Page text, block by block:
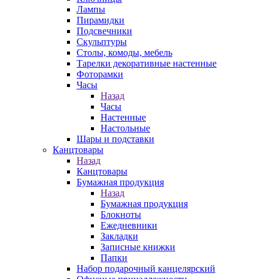
Лампы
Пирамидки
Подсвечники
Скульптуры
Столы, комоды, мебель
Тарелки декоративные настенные
Фоторамки
Часы
Назад
Часы
Настенные
Настольные
Шары и подставки
Канцтовары
Назад
Канцтовары
Бумажная продукция
Назад
Бумажная продукция
Блокноты
Ежедневники
Закладки
Записные книжки
Папки
Набор подарочный канцелярский